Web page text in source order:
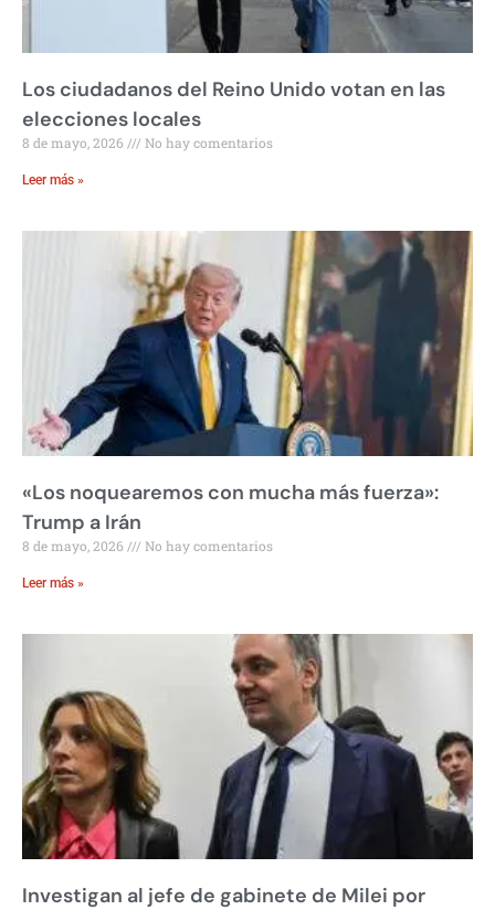
Los ciudadanos del Reino Unido votan en las
elecciones locales
8 de mayo, 2026 No hay comentarios
Leer más »
«Los noquearemos con mucha más fuerza»:
Trump a Irán
8 de mayo, 2026 No hay comentarios
Leer más »
Investigan al jefe de gabinete de Milei por